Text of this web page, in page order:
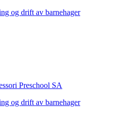
og drift av barnehager
Preschool SA
og drift av barnehager